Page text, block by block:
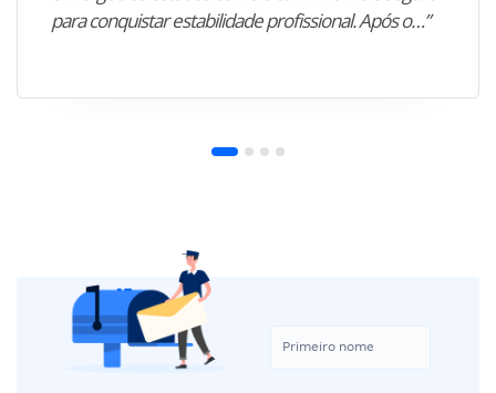
para conquistar estabilidade profissional. Após o…”